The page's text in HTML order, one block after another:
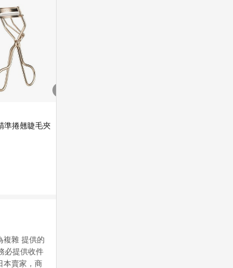
準捲翹睫毛夾
複雜 提供的
必提供收件
本賣家，商